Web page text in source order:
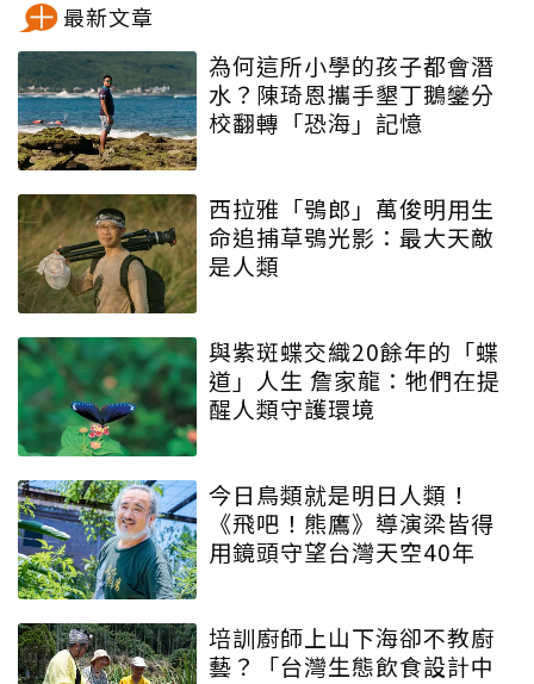
最新文章
為何這所小學的孩子都會潛
水？陳琦恩攜手墾丁鵝鑾分
校翻轉「恐海」記憶
西拉雅「鴞郎」萬俊明用生
命追捕草鴞光影：最大天敵
是人類
與紫斑蝶交織20餘年的「蝶
道」人生 詹家龍：牠們在提
醒人類守護環境
今日鳥類就是明日人類！
《飛吧！熊鷹》導演梁皆得
用鏡頭守望台灣天空40年
培訓廚師上山下海卻不教廚
藝？「台灣生態飲食設計中